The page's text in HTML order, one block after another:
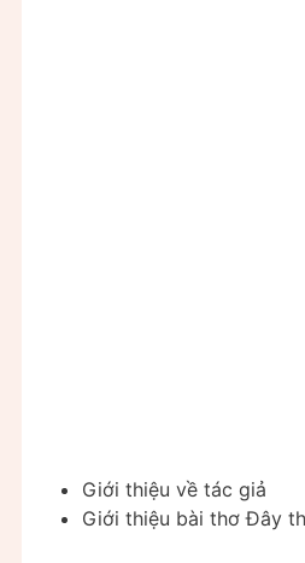
Giới thiệu về tác giả
Giới thiệu bài thơ Đây